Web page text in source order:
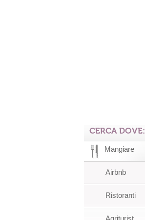
CERCA DOVE:
Mangiare
Airbnb
Ristoranti
Agriturist